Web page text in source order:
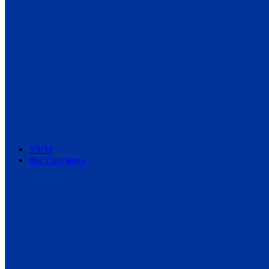
УЖМ
Жестова мова